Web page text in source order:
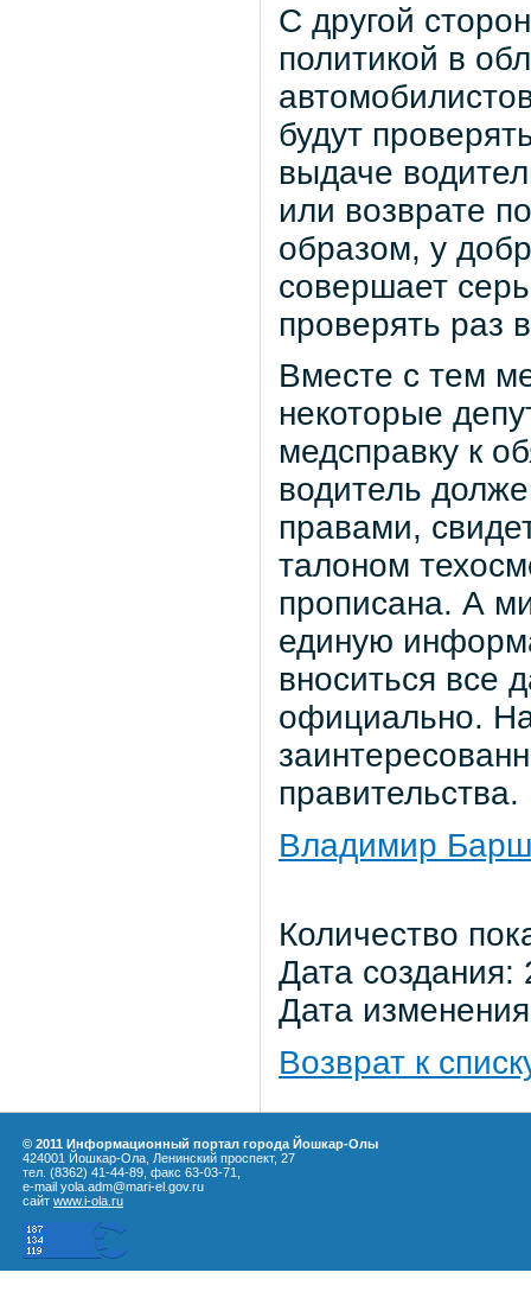
С другой
политикой в
будут
выдаче
или возврате
образом, у
совершает
проверять раз
Вместе с тем
некоторые
медсправку к
водитель
правами,
талоном
прописана. А
единую
вноситься все
официально.
правительства.
Владимир
Количество
Дата создания:
Дата
Возврат к
© 2011 Информационный портал города Йошкар-Олы
424001 Йошкар-Ола, Ленинский проспект, 27
тел. (8362) 41-44-89, факс 63-03-71,
e-mail yola.adm@mari-el.gov.ru
сайт www.i-ola.ru